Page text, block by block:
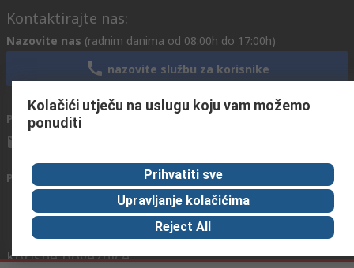
Kontaktirajte nas:
Nazovite nas (radnim danima od 08:00h do 17:00h)
nazovite službu za korisnike
Pošaljite nam email
Povežite se s nama
Korisne poveznice
Kolačići utječu na uslugu koju vam možemo
ponuditi
Prihvatiti sve
Upravljanje kolačićima
Reject All